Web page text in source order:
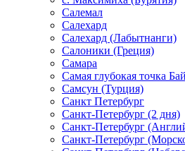
Салемал
Салехард
Салехард (Лабытнанги)
Салоники (Греция)
Самара
Самая глубокая точка
Самсун (Турция)
Санкт Петербург
Санкт-Петербург (2 дня)
Санкт-Петербург
Санкт-Петербург